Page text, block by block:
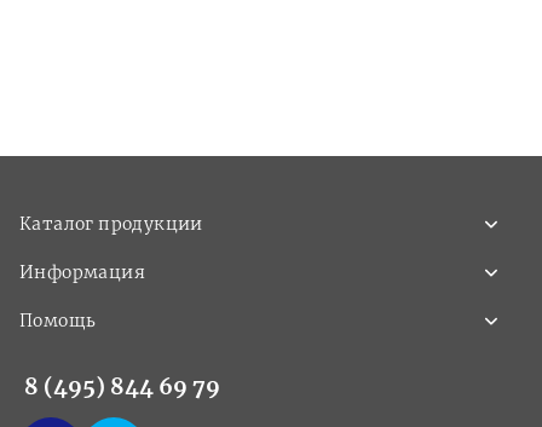
Каталог продукции
Информация
Помощь
8 (495) 844 69 79